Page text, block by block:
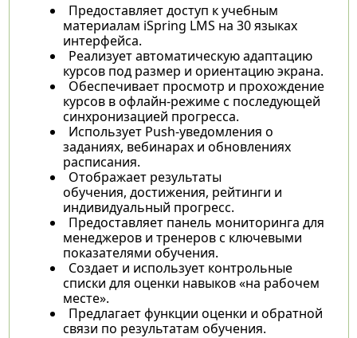
Предоставляет доступ к учебным
материалам iSpring LMS на 30 языках
интерфейса.
Реализует автоматическую адаптацию
курсов под размер и ориентацию экрана.
Обеспечивает просмотр и прохождение
курсов в офлайн-режиме с последующей
синхронизацией прогресса.
Использует Push-уведомления о
заданиях, вебинарах и обновлениях
расписания.
Отображает результаты
обучения, достижения, рейтинги и
индивидуальный прогресс.
Предоставляет панель мониторинга для
менеджеров и тренеров с ключевыми
показателями обучения.
Создает и использует контрольные
списки для оценки навыков «на рабочем
месте».
Предлагает функции оценки и обратной
связи по результатам обучения.